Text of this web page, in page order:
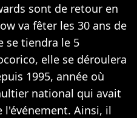
sont de retour en
va fêter les 30 ans de
se tiendra le 5
elle se déroulera
1995, année où
national qui avait
l'événement. Ainsi, il